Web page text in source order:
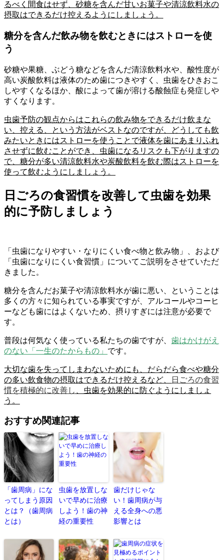
るべく間食はせず、砂糖を含んだ甘いお菓子や清涼飲料水の
摂取はできるだけ控えるようにしましょう。
糖分を含んだ飲み物を飲むときにはストローを使
う
砂糖や果糖、ぶどう糖などを含んだ清涼飲料水や、酸性度が
高い炭酸飲料は液体のため歯につきやすく、虫歯をひきおこ
しやすくなるほか、酸によって歯が溶ける酸蝕症も発症しや
すくなります。
虫歯予防の観点からはこれらの飲み物をできるだけ飲まな
い、控える、という方法がベストなのですが、どうしても飲
みたいときにはストローを使うことで液体を歯にあまりふれ
させずに飲むことができ、虫歯になるリスクも下がりますの
で、糖分が多い清涼飲料水や炭酸飲料を飲む際はストローを
使って飲むようにしましょう。
日ごろの食習慣を改善して虫歯を効果
的に予防しましょう
「虫歯になりやすい・なりにくい食べ物と飲み物」、および
「虫歯になりにくい食習慣」についてご説明をさせていただ
きました。
糖分を含んだお菓子や清涼飲料水が歯に悪い、ということは
多くの方々に知られている事実ですが、アルコールやコーヒ
ーなども歯にはよくないため、摂りすぎには注意が必要で
す。
普段は何気なく使っている私たちの歯ですが、 歯はかけがえ
のない「一生のたからもの」 です。
大切な歯を失ってしまわないためにも、だらだら食べや糖分
の多い飲食物の摂取はできるだけ控えるなど、
日ごろの食習
慣を積極的に改善し
、虫歯を効果的に防ぐようにしましょ
う。
おすすめ関連記事
「歯周病」にな
ってしまう原因
とは？（歯周病
とは）
虫歯を放置しな
いで早めに治療
しよう！歯の神
経の重要性
歯だけじゃな
い！歯周病が与
える全身への悪
影響とは